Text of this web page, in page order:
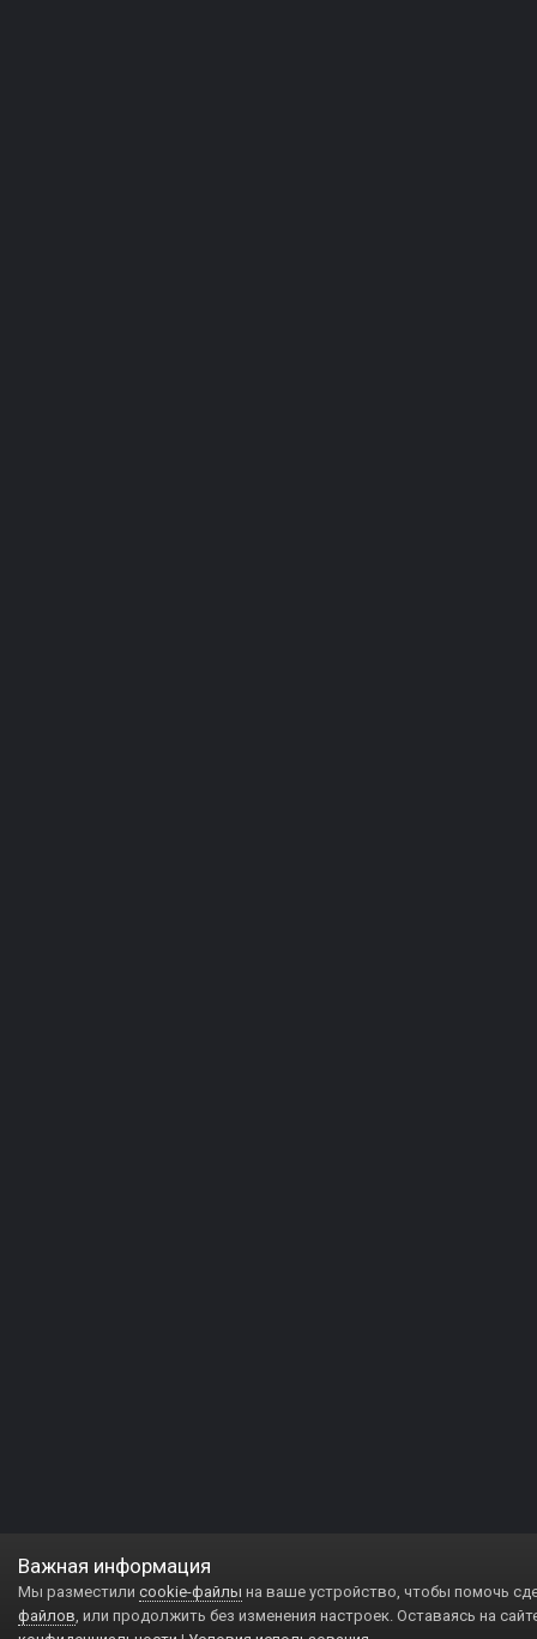
Важная информация
Мы разместили cookie-файлы на ваше устройство, чтобы помочь
файлов, или продолжить без изменения настроек. Оставаясь на